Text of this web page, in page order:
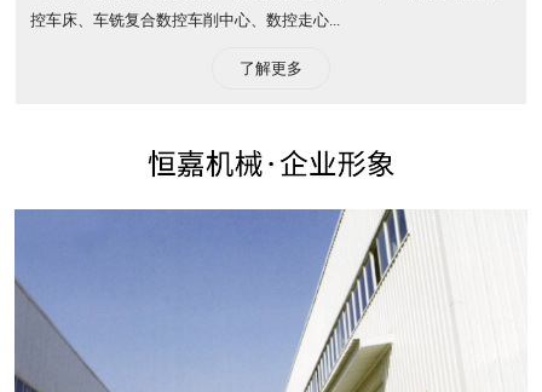
控车床、车铣复合数控车削中心、数控走心...
了解更多